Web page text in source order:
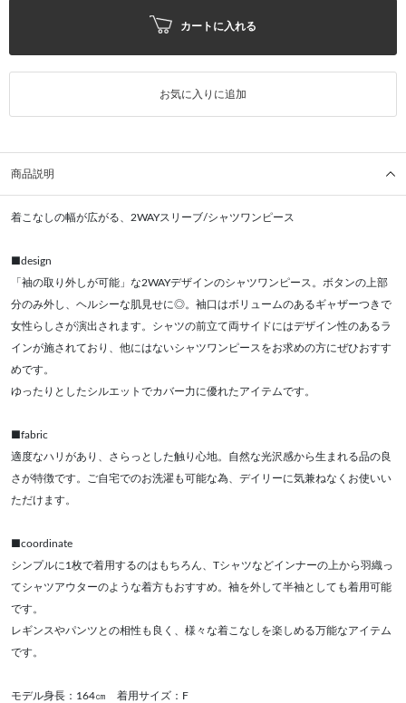
カートに入れる
お気に入りに追加
商品説明
着こなしの幅が広がる、2WAYスリーブ/シャツワンピース
■design
「袖の取り外しが可能」な2WAYデザインのシャツワンピース。ボタンの上部
分のみ外し、ヘルシーな肌見せに◎。袖口はボリュームのあるギャザーつきで
女性らしさが演出されます。シャツの前立て両サイドにはデザイン性のあるラ
インが施されており、他にはないシャツワンピースをお求めの方にぜひおすす
めです。
ゆったりとしたシルエットでカバー力に優れたアイテムです。
■fabric
適度なハリがあり、さらっとした触り心地。自然な光沢感から生まれる品の良
さが特徴です。ご自宅でのお洗濯も可能な為、デイリーに気兼ねなくお使いい
ただけます。
■coordinate
シンプルに1枚で着用するのはもちろん、Tシャツなどインナーの上から羽織っ
てシャツアウターのような着方もおすすめ。袖を外して半袖としても着用可能
です。
レギンスやパンツとの相性も良く、様々な着こなしを楽しめる万能なアイテム
です。
モデル身長：164㎝ 着用サイズ：F